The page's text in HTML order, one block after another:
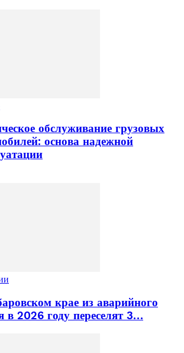
обслуживание грузовых
основа надежной
крае из аварийного
в 2026 году переселят 3…